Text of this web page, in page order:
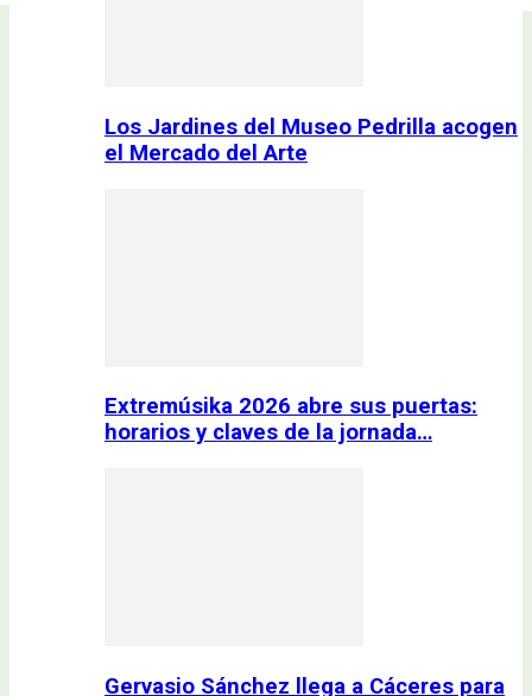
Los Jardines del Museo Pedrilla acogen
el Mercado del Arte
Extremúsika 2026 abre sus puertas:
horarios y claves de la jornada…
Gervasio Sánchez llega a Cáceres para